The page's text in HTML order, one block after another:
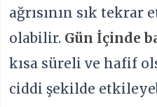
ağrısının sık tekrar
olabilir. Gün İçinde
kısa süreli ve hafif
ciddi şekilde